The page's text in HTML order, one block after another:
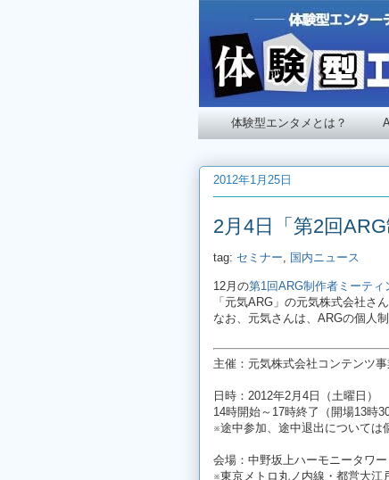
体験型エンタメとは？
2012年1月25日
2月4日「第2回
tag: セミナー 国内ニュース
12月の第1回ARG制作者ミーティ
「元気ARG」の元気株式会社さ
なお、元気さんは、ARGの個人
主催：元気株式会社コンテンツ
日時：2012年2月4日（土曜日）
14時開始～17時終了（開場13時30
※途中参加、途中退出については
会場：中野坂上ハーモニータワ
※東京メトロ丸ノ内線・都営大江